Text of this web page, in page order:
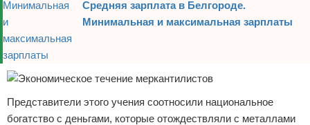
Средняя зарплата в Белгороде.
Минимальная и максимальная зарплаты
Представители этого учения соотносили национальное
богатство с деньгами, которые отождествляли с металлами